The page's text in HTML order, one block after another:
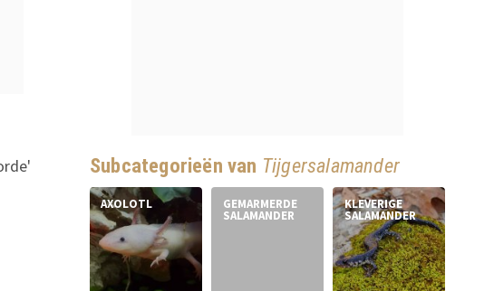
Subcategorieën van Tijgersalamander
AXOLOTL GEMARMERDE
SALAMANDER
KLEVERIGE
SALAMANDER